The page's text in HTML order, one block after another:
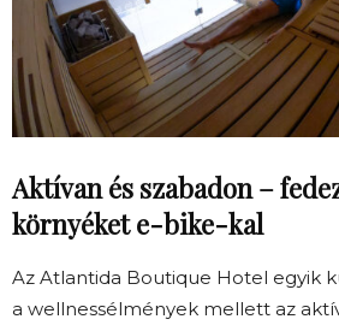
Aktívan és szabadon –
környéket e-bike-kal
Az Atlantida Boutique Hotel egyik
a wellnessélmények mellett az